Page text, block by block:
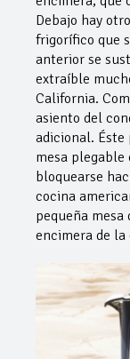
Debajo hay
frigorífico que
anterior se
extraíble
California.
asiento del
adicional.
mesa plegable
bloquearse
cocina
pequeña
encimera de